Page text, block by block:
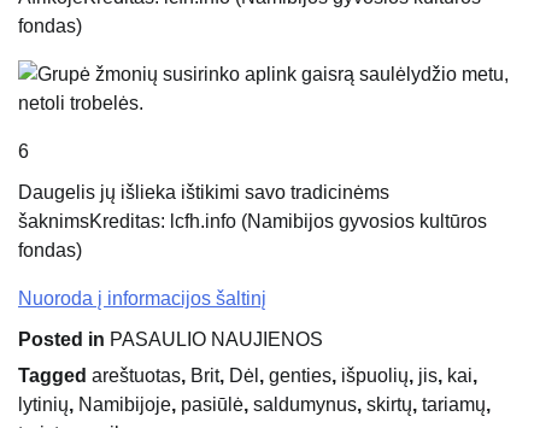
fondas)
6
Daugelis jų išlieka ištikimi savo tradicinėms
šaknimsKreditas: lcfh.info (Namibijos gyvosios kultūros
fondas)
Nuoroda į informacijos šaltinį
Posted in PASAULIO NAUJIENOS
Tagged areštuotas, Brit, Dėl , genties, išpuolių, jis, kai,
lytinių, Namibijoje, pasiūlė, saldumynus, skirtų, tariamų,